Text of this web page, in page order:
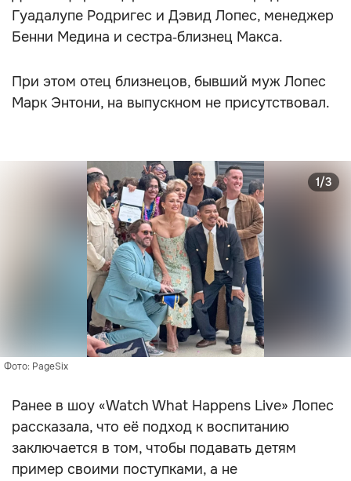
Гуадалупе Родригес и Дэвид Лопес, менеджер
Бенни Медина и сестра‑близнец Макса.
При этом отец близнецов, бывший муж Лопес
Марк Энтони, на выпускном не присутствовал.
Фото: PageSix
1/3
Ранее в шоу «Watch What Happens Live» Лопес
рассказала, что её подход к воспитанию
заключается в том, чтобы подавать детям
пример своими поступками, а не